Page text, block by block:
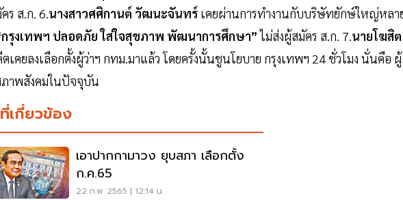
ร ส.ก. 6.นางสาวศศิกานต์ วัฒนะจันทร์ เคยผ่านการทำงานกับบริษัทยักษ์ใหญ่หลา
กรุงเทพฯ ปลอดภัย ใส่ใจสุขภาพ พัฒนาการศึกษา”ไม่ส่งผู้สมัคร ส.ก. 7.นายโฆสิ
เคยลงเลือกตั้งผู้ว่าฯ กทม.มาแล้ว โดยครั้งนั้นชูนโยบาย กรุงเทพฯ 24 ชั่วโมง นั่นคือ ผู้
ภาพสังคมในปัจจุบัน
เกี่ยวข้อง
เอาปากกามาวง ยุบสภา เลือกตั้ง
ก.ค.65
22 ก.พ. 2565 | 12:14 น.